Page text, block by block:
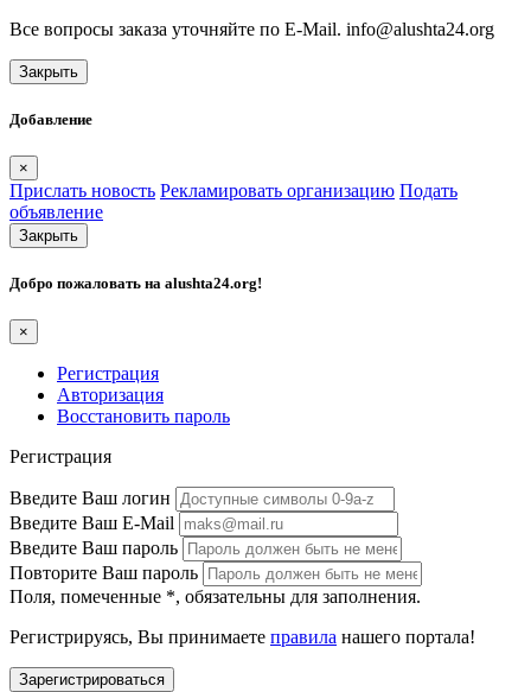
Все вопросы заказа уточняйте по E-Mail. info@alushta24.org
Закрыть
Добавление
×
Прислать новость Рекламировать организацию Подать
объявление
Закрыть
Добро пожаловать на alushta24.org!
×
Регистрация
Авторизация
Восстановить пароль
Регистрация
Введите Ваш логин
Введите Ваш E-Mail
Введите Ваш пароль
Повторите Ваш пароль
Поля, помеченные *, обязательны для заполнения.
Регистрируясь, Вы принимаете правила нашего портала!